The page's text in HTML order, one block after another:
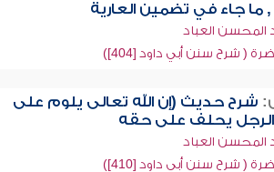
ما جاء في تضمين العارية
المحسن العباد
( شرح سنن أبي داود [404])
شرح حديث (إن الله تعالى يلوم على
الرجل يحلف على حقه
المحسن العباد
( شرح سنن أبي داود [410])